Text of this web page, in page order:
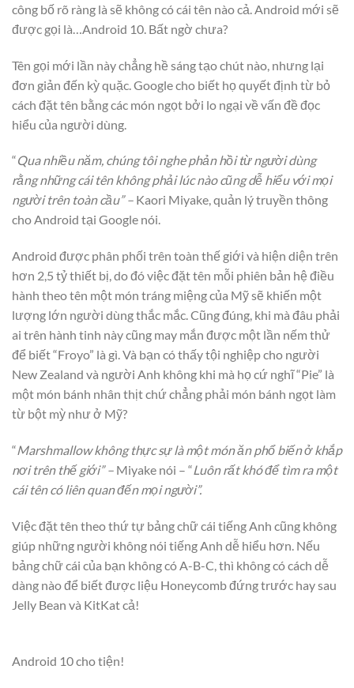
công bố rõ ràng là sẽ không có cái tên nào cả. Android mới sẽ
được gọi là…Android 10. Bất ngờ chưa?
Tên gọi mới lần này chẳng hề sáng tạo chút nào, nhưng lại
đơn giản đến kỳ quặc. Google cho biết họ quyết định từ bỏ
cách đặt tên bằng các món ngọt bởi lo ngại về vấn đề đọc
hiểu của người dùng.
“Qua nhiều năm, chúng tôi nghe phản hồi từ người dùng
rằng những cái tên không phải lúc nào cũng dễ hiểu với mọi
người trên toàn cầu” – Kaori Miyake, quản lý truyền thông
cho Android tại Google nói.
Android được phân phối trên toàn thế giới và hiện diện trên
hơn 2,5 tỷ thiết bị, do đó việc đặt tên mỗi phiên bản hệ điều
hành theo tên một món tráng miệng của Mỹ sẽ khiến một
lượng lớn người dùng thắc mắc. Cũng đúng, khi mà đâu phải
ai trên hành tinh này cũng may mắn được một lần nếm thử
để biết “Froyo” là gì. Và bạn có thấy tội nghiệp cho người
New Zealand và người Anh không khi mà họ cứ nghĩ “Pie” là
một món bánh nhân thịt chứ chẳng phải món bánh ngọt làm
từ bột mỳ như ở Mỹ?
“Marshmallow không thực sự là một món ăn phổ biến ở khắp
nơi trên thế giới” – Miyake nói – “Luôn rất khó để tìm ra một
cái tên có liên quan đến mọi người”.
Việc đặt tên theo thứ tự bảng chữ cái tiếng Anh cũng không
giúp những người không nói tiếng Anh dễ hiểu hơn. Nếu
bảng chữ cái của bạn không có A-B-C, thì không có cách dễ
dàng nào để biết được liệu Honeycomb đứng trước hay sau
Jelly Bean và KitKat cả!
Android 10 cho tiện!